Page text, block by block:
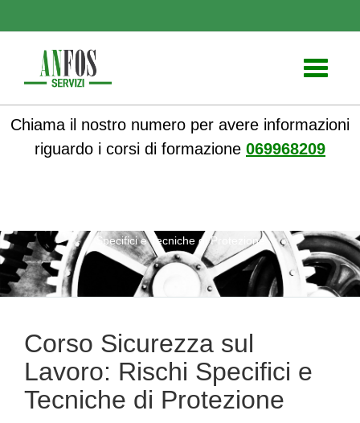
Toggle
Chiama il nostro numero per avere informazioni
riguardo i corsi di formazione 069968209
Specifici e Tecniche di Protezione
Corso Sicurezza sul
Lavoro: Rischi Specifici e
Tecniche di Protezione